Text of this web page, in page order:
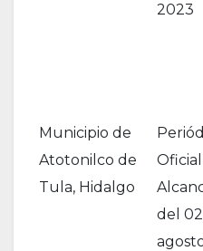
2023
Municipio de
Atotonilco de
Tula, Hidalgo
Oficial
del